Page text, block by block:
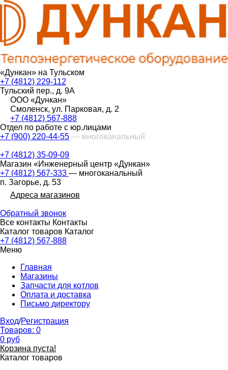
«Дункан» на Тульском
+7 (4812) 229-112
Тульский пер., д. 9А
ООО «Дункан»
Смоленск, ул. Парковая, д. 2
+7 (4812) 567-888
Отдел по работе с юр.лицами
+7 (900) 220-44-55 — многоканальный
+7 (4812) 35-09-09
Магазин «Инженерный центр «Дункан»
+7 (4812) 567-333 — многоканальный
п. Загорье, д. 53
Адреса магазинов
Обратный звонок
Все контакты Контакты
Каталог товаров Каталог
+7 (4812) 567-888
Меню
Главная
Магазины
Запчасти для котлов
Оплата и доставка
Письмо директору
Вход/Регистрация
Товаров: 0
0 руб
Корзина пуста!
Каталог товаров